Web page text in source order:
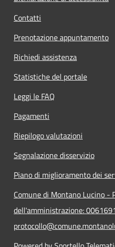
Contatti
Prenotazione appuntamento
Richiedi assistenza
Statistiche del portale
Leggi le FAQ
Pagamenti
Riepilogo valutazioni
Segnalazione disservizio
Piano di miglioramento dei
Comune di Montano Lucino -
dell'amministrazione: